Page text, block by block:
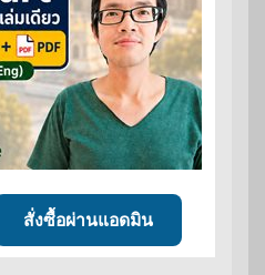
สั่งซื้อผ่านแอดมิน